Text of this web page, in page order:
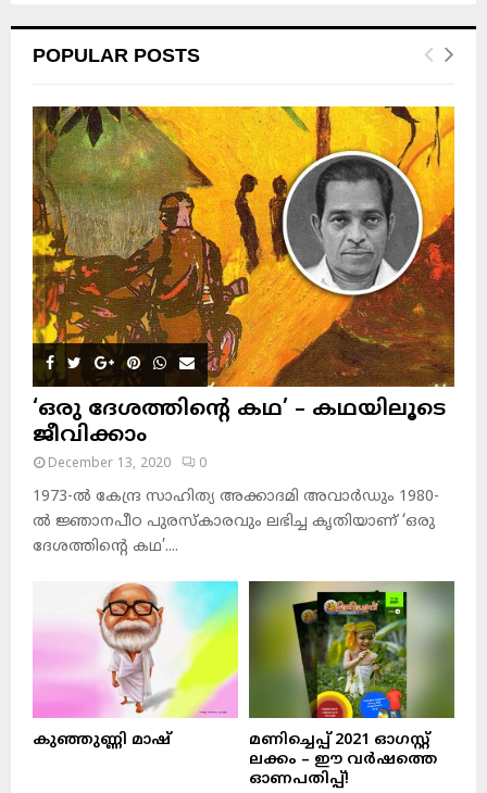
POPULAR POSTS
‘ഒരു ദേശത്തിന്റെ കഥ’ – കഥയിലൂടെ
ജീവിക്കാം
December 13, 2020 0
1973-ല്‍ കേന്ദ്ര സാഹിത്യ അക്കാദമി അവാര്‍ഡും 1980-
ല്‍ ജ്ഞാനപീഠ പുരസ്‌കാരവും ലഭിച്ച കൃതിയാണ് ‘ഒരു
ദേശത്തിന്റെ കഥ’....
കുഞ്ഞുണ്ണി മാഷ്‌
മണിച്ചെപ്പ് 2021 ഓഗസ്റ്റ്
ലക്കം – ഈ വർഷത്തെ
ഓണപതിപ്പ്!